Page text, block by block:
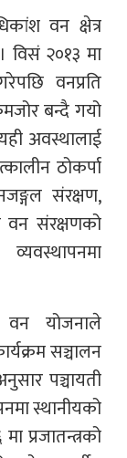
वन क्षेत्र
विसं २०१३ मा
वनप्रति
बन्दै गयो
अवस्थालाई
ठोकर्पा
संरक्षण,
वन संरक्षणको
वन योजनाले
सञ्चालन
पञ्चायती
स्थानीयको
प्रजातन्त्रको